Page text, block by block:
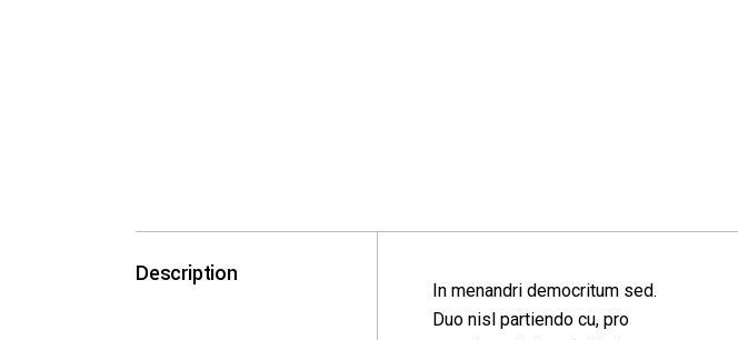
Description
In menandri democritum sed.
Duo nisl partiendo cu, pro